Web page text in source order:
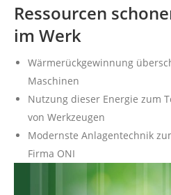
Ressourcen
im Werk
Wärmerückgewinnung
Maschinen
Nutzung dieser Energie zum
von Werkzeugen
Modernste Anlagentechnik
Firma ONI